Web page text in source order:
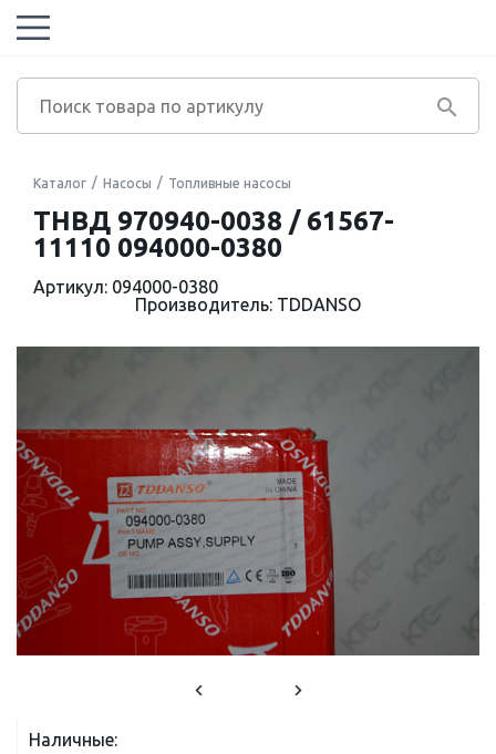
Каталог Насосы Топливные насосы
ТНВД 970940-0038 / 61567-
11110 094000-0380
Артикул: 094000-0380
Производитель: TDDANSO
Наличные: